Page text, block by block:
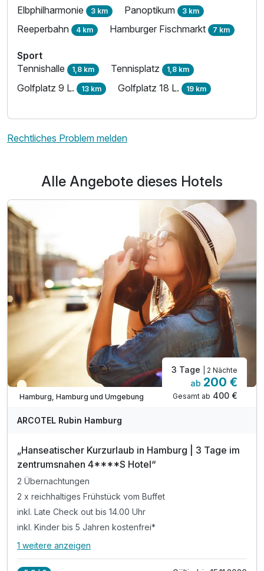
Elbphilharmonie 3 km Panoptikum 3 km
Reeperbahn 4 km Hamburger Fischmarkt 7 km
Sport
Tennishalle 1,8 km Tennisplatz 1,8 km
Golfplatz 9 L. 13 km Golfplatz 18 L. 19 km
Rechtliches Problem melden
Alle Angebote dieses Hotels
Teilweise ausgelastet
Hamburg, Hamburg und Umgebung
3 Tage | 2 Nächte
ab 200 €
Gesamt ab 400 €
ARCOTEL Rubin Hamburg
„Hanseatischer Kurzurlaub in Hamburg | 3 Tage im
zentrumsnahen 4****S Hotel“
2 Übernachtungen
2 x reichhaltiges Frühstück vom Buffet
inkl. Late Check out bis 14.00 Uhr
inkl. Kinder bis 5 Jahren kostenfrei*
Alle Inklusivleistungen
1 weitere anzeigen